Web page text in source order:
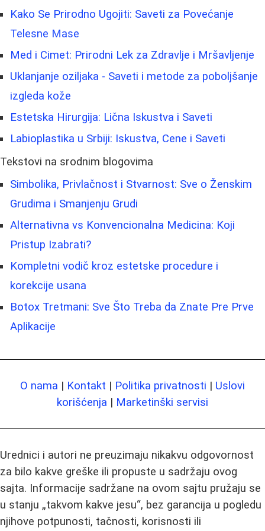
Kako Se Prirodno Ugojiti: Saveti za Povećanje
Telesne Mase
Med i Cimet: Prirodni Lek za Zdravlje i Mršavljenje
Uklanjanje oziljaka - Saveti i metode za poboljšanje
izgleda kože
Estetska Hirurgija: Lična Iskustva i Saveti
Labioplastika u Srbiji: Iskustva, Cene i Saveti
Tekstovi na srodnim blogovima
Simbolika, Privlačnost i Stvarnost: Sve o Ženskim
Grudima i Smanjenju Grudi
Alternativna vs Konvencionalna Medicina: Koji
Pristup Izabrati?
Kompletni vodič kroz estetske procedure i
korekcije usana
Botox Tretmani: Sve Što Treba da Znate Pre Prve
Aplikacije
O nama | Kontakt | Politika privatnosti | Uslovi
korišćenja | Marketinški servisi
Urednici i autori ne preuzimaju nikakvu odgovornost
za bilo kakve greške ili propuste u sadržaju ovog
sajta. Informacije sadržane na ovom sajtu pružaju se
u stanju „takvom kakve jesu“, bez garancija u pogledu
njihove potpunosti, tačnosti, korisnosti ili